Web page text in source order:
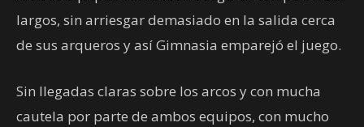
largos, sin arriesgar demasiado en la salida cerca
de sus arqueros y así Gimnasia emparejó el juego.
Sin llegadas claras sobre los arcos y con mucha
cautela por parte de ambos equipos, con mucho